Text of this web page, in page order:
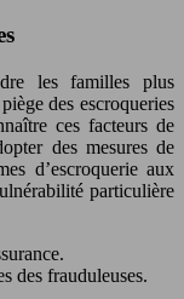
les familles plus
des escroqueries
ces facteurs de
des mesures de
d’escroquerie aux
particulière
des frauduleuses.